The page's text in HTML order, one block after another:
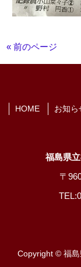
« 前のページ
HOME お知ら
福島県
〒
Copyright © 福島